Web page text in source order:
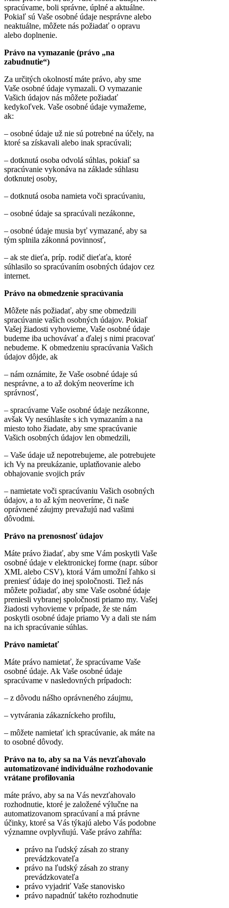
spracúvame, boli správne, úplné a aktuálne.
Pokiaľ sú Vaše osobné údaje nesprávne alebo
neaktuálne, môžete nás požiadať o opravu
alebo doplnenie.
Právo na vymazanie (právo „na
zabudnutie“)
Za určitých okolností máte právo, aby sme
Vaše osobné údaje vymazali. O vymazanie
Vašich údajov nás môžete požiadať
kedykoľvek. Vaše osobné údaje vymažeme,
ak:
– osobné údaje už nie sú potrebné na účely, na
ktoré sa získavali alebo inak spracúvali;
– dotknutá osoba odvolá súhlas, pokiaľ sa
spracúvanie vykonáva na základe súhlasu
dotknutej osoby,
– dotknutá osoba namieta voči spracúvaniu,
– osobné údaje sa spracúvali nezákonne,
– osobné údaje musia byť vymazané, aby sa
tým splnila zákonná povinnosť,
– ak ste dieťa, príp. rodič dieťaťa, ktoré
súhlasilo so spracúvaním osobných údajov cez
internet.
Právo na obmedzenie spracúvania
Môžete nás požiadať, aby sme obmedzili
spracúvanie vašich osobných údajov. Pokiaľ
Vašej žiadosti vyhovieme, Vaše osobné údaje
budeme iba uchovávať a ďalej s nimi pracovať
nebudeme. K obmedzeniu spracúvania Vašich
údajov dôjde, ak
– nám oznámite, že Vaše osobné údaje sú
nesprávne, a to až dokým neoveríme ich
správnosť,
– spracúvame Vaše osobné údaje nezákonne,
avšak Vy nesúhlasíte s ich vymazaním a na
miesto toho žiadate, aby sme spracúvanie
Vašich osobných údajov len obmedzili,
– Vaše údaje už nepotrebujeme, ale potrebujete
ich Vy na preukázanie, uplatňovanie alebo
obhajovanie svojich práv
– namietate voči spracúvaniu Vašich osobných
údajov, a to až kým neoveríme, či naše
oprávnené záujmy prevažujú nad vašimi
dôvodmi.
Právo na prenosnosť údajov
Máte právo žiadať, aby sme Vám poskytli Vaše
osobné údaje v elektronickej forme (napr. súbor
XML alebo CSV), ktorá Vám umožní ľahko si
preniesť údaje do inej spoločnosti. Tiež nás
môžete požiadať, aby sme Vaše osobné údaje
preniesli vybranej spoločnosti priamo my. Vašej
žiadosti vyhovieme v prípade, že ste nám
poskytli osobné údaje priamo Vy a dali ste nám
na ich spracúvanie súhlas.
Právo namietať
Máte právo namietať, že spracúvame Vaše
osobné údaje. Ak Vaše osobné údaje
spracúvame v nasledovných prípadoch:
– z dôvodu nášho oprávneného záujmu,
– vytvárania zákazníckeho profilu,
– môžete namietať ich spracúvanie, ak máte na
to osobné dôvody.
Právo na to, aby sa na Vás nevzťahovalo
automatizované individuálne rozhodovanie
vrátane profilovania
máte právo, aby sa na Vás nevzťahovalo
rozhodnutie, ktoré je založené výlučne na
automatizovanom spracúvaní a má právne
účinky, ktoré sa Vás týkajú alebo Vás podobne
významne ovplyvňujú. Vaše právo zahŕňa:
právo na ľudský zásah zo strany
prevádzkovateľa
právo na ľudský zásah zo strany
prevádzkovateľa
právo vyjadriť Vaše stanovisko
právo napadnúť takéto rozhodnutie